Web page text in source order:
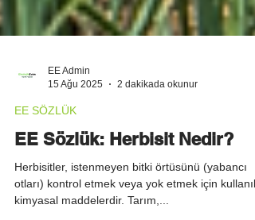
EE Admin
15 Ağu 2025
2 dakikada okunur
EE SÖZLÜK
EE Sözlük: Herbisit Nedir?